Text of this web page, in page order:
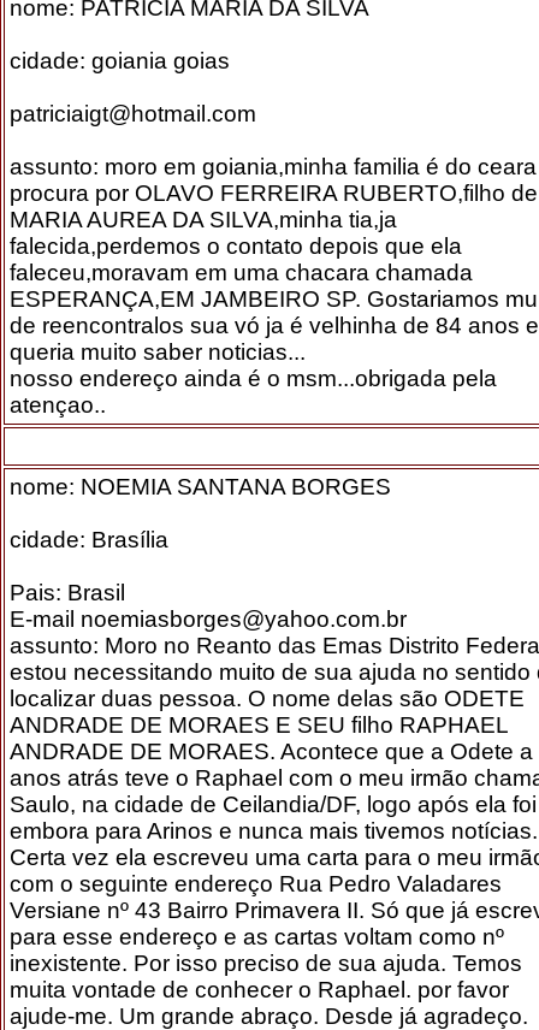
nome: PATRICIA MARIA DA SILVA
cidade: goiania goias
patriciaigt@hotmail.com
assunto: moro em goiania,minha familia é do
procura por OLAVO FERREIRA RUBERTO,filho de
MARIA AUREA DA SILVA,minha tia,ja
falecida,perdemos o contato depois que ela
faleceu,moravam em uma chacara chamada
ESPERANÇA,EM JAMBEIRO SP. Gostariamos
de reencontralos sua vó ja é velhinha de 84 anos e
queria muito saber noticias...
nosso endereço ainda é o msm...obrigada pela
atençao..
nome: NOEMIA SANTANA BORGES
cidade: Brasília
Pais: Brasil
E-mail noemiasborges@yahoo.com.br
assunto: Moro no Reanto das Emas Distrito
estou necessitando muito de sua ajuda no sentido
localizar duas pessoa. O nome delas são ODETE
ANDRADE DE MORAES E SEU filho RAPHAEL
ANDRADE DE MORAES. Acontece que a Odete a
anos atrás teve o Raphael com o meu irmão
Saulo, na cidade de Ceilandia/DF, logo após ela foi
embora para Arinos e nunca mais tivemos notícias.
Certa vez ela escreveu uma carta para o meu
com o seguinte endereço Rua Pedro Valadares
Versiane nº 43 Bairro Primavera II. Só que já
para esse endereço e as cartas voltam como nº
inexistente. Por isso preciso de sua ajuda. Temos
muita vontade de conhecer o Raphael. por favor
ajude-me. Um grande abraço. Desde já agradeço.